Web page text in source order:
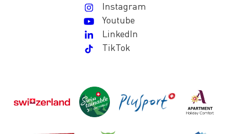
Instagram
Youtube
LinkedIn
TikTok